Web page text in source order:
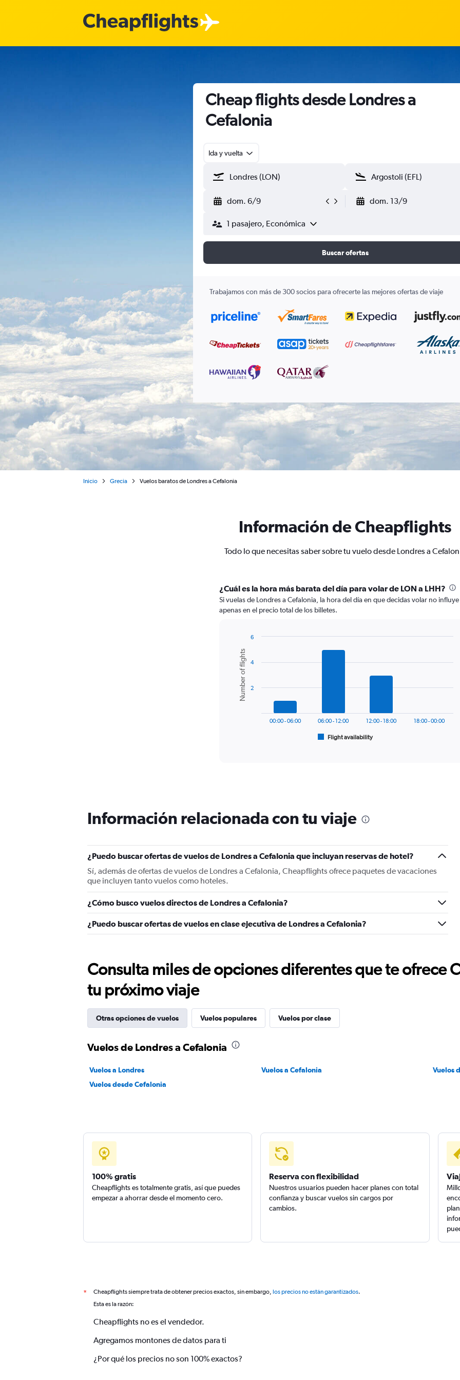
Cheap flights desde Londres a
Cefalonia
Ida y vuelta
dom. 6/9 dom. 13/9
1 pasajero, Económica
Buscar ofertas
Trabajamos con más de 300 socios para ofrecerte las mejores ofertas de viaje
Inicio Grecia Vuelos baratos de Londres a Cefalonia
Información de Cheapflights
Todo lo que necesitas saber sobre tu vuelo desde Londres a
¿Cuál es la hora más barata del día para volar de LON a LHH?
Si vuelas de Londres a Cefalonia, la hora del día en que decidas volar no influye
apenas en el precio total de los billetes.
chart
with
bars.
The
chart
has
Y
axis
displaying
Number
flights.
Range:
0
to
6.
Chart
graphic.
Number of flights
Flight availability
00:00 - 06:00 06:00 - 12:00 12:00 - 18:00 18:00 - 00:00
2
4
6
Información relacionada con tu viaje
¿Puedo buscar ofertas de vuelos de Londres a Cefalonia que incluyan reservas de hotel?
Sí, además de ofertas de vuelos de Londres a Cefalonia, Cheapflights ofrece paquetes de vacaciones
que incluyen tanto vuelos como hoteles.
¿Cómo busco vuelos directos de Londres a Cefalonia?
¿Puedo buscar ofertas de vuelos en clase ejecutiva de Londres a Cefalonia?
Consulta miles de opciones diferentes que te ofrece
tu próximo viaje
Otras opciones de vuelos Vuelos populares Vuelos por clase
Vuelos de Londres a Cefalonia
Vuelos a Londres Vuelos a Cefalonia
Vuelos
Vuelos desde Cefalonia
100% gratis
Cheapflights es totalmente gratis, así que puedes
empezar a ahorrar desde el momento cero.
Reserva con flexibilidad
Nuestros usuarios pueden hacer planes con total
confianza y buscar vuelos sin cargos por
cambios.
* Cheapflights siempre trata de obtener precios exactos, sin embargo, los precios no están garantizados.
Esta es la razón:
Cheapflights no es el vendedor.
Agregamos montones de datos para ti
¿Por qué los precios no son 100% exactos?